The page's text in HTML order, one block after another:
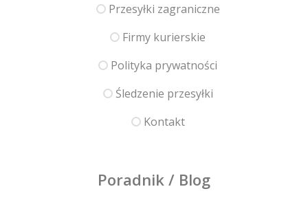
Przesyłki zagraniczne
Firmy kurierskie
Polityka prywatności
Śledzenie przesyłki
Kontakt
Poradnik / Blog